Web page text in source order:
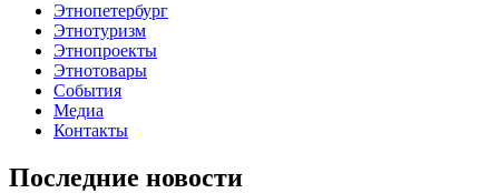
Этнопетербург
Этнотуризм
Этнопроекты
Этнотовары
События
Медиа
Контакты
Последние новости